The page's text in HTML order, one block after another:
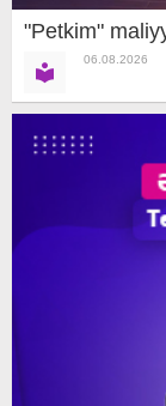
"Petkim"
06.08.2026